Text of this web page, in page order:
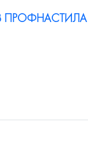
ПРОФНАСТИЛА